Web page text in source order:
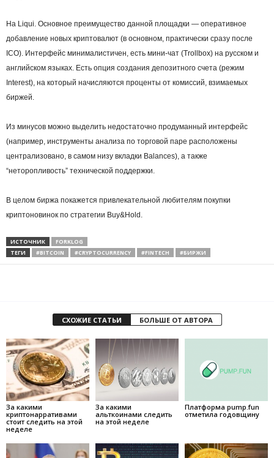
На Liqui. Основное преимущество данной площадки — оперативное
добавление новых криптовалют (в основном, практически сразу после
ICO). Интерфейс минималистичен, есть мини-чат (Trollbox) на русском и
английском языках. Есть опция создания депозитного счета (режим
Interest), на который начисляются проценты от комиссий, взимаемых
биржей.
Из минусов можно выделить недостаточно продуманный интерфейс
(например, инструменты анализа по торговой паре расположены
централизовано, в самом низу вкладки Balances), а также
“неторопливость” технической поддержки.
В целом биржа покажется привлекательной любителям покупки
криптоновинок по стратегии Buy&Hold.
ИСТОЧНИК
FORKLOG
ТЕГИ
#BITCOIN #CRYPTOCURRENCY #FINTECH #БИРЖИ
СХОЖИЕ СТАТЬИ БОЛЬШЕ ОТ АВТОРА
За какими
криптонарративами
стоит следить на этой
неделе
За какими
альткоинами следить
на этой неделе
Платформа pump.fun
отметила годовщину